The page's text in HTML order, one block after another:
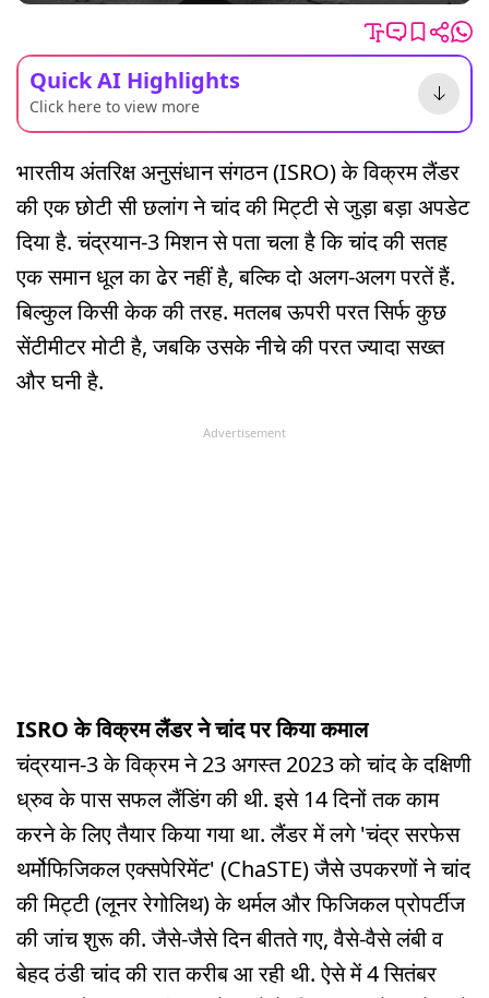
Quick AI Highlights
Click here to view more
भारतीय अंतरिक्ष अनुसंधान संगठन (ISRO) के विक्रम लैंडर
की एक छोटी सी छलांग ने चांद की मिट्टी से जुड़ा बड़ा अपडेट
दिया है. चंद्रयान-3 मिशन से पता चला है कि चांद की सतह
एक समान धूल का ढेर नहीं है, बल्कि दो अलग-अलग परतें हैं.
बिल्कुल किसी केक की तरह. मतलब ऊपरी परत सिर्फ कुछ
सेंटीमीटर मोटी है, जबकि उसके नीचे की परत ज्यादा सख्त
और घनी है.
Advertisement
ISRO के विक्रम लैंडर ने चांद पर किया कमाल
चंद्रयान-3 के विक्रम ने 23 अगस्त 2023 को चांद के दक्षिणी
ध्रुव के पास सफल लैंडिंग की थी. इसे 14 दिनों तक काम
करने के लिए तैयार किया गया था. लैंडर में लगे 'चंद्र सरफेस
थर्मोफिजिकल एक्सपेरिमेंट' (ChaSTE) जैसे उपकरणों ने चांद
की मिट्टी (लूनर रेगोलिथ) के थर्मल और फिजिकल प्रोपर्टीज
की जांच शुरू की. जैसे-जैसे दिन बीतते गए, वैसे-वैसे लंबी व
बेहद ठंडी चांद की रात करीब आ रही थी. ऐसे में 4 सितंबर